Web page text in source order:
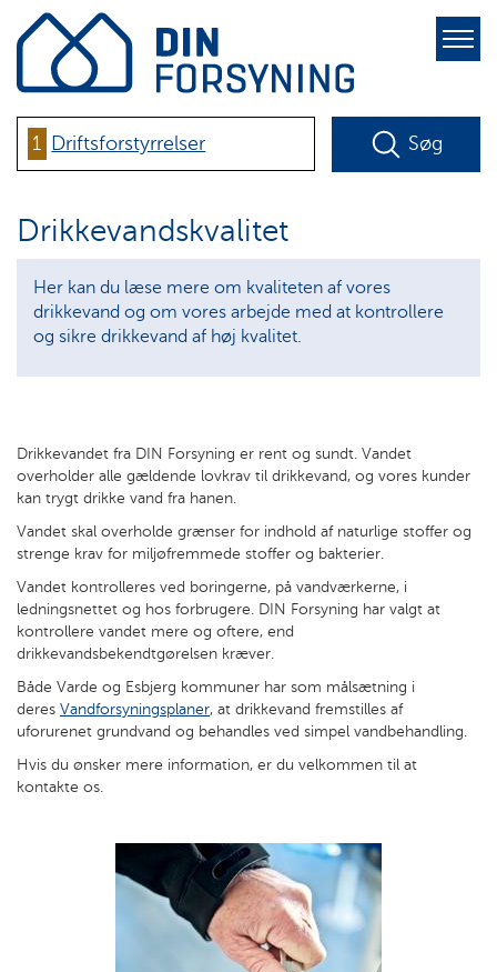
pure-
toggle-
1 Driftsforstyrrelser Søg
Drikkevandskvalitet
Her kan du læse mere om kvaliteten af vores
drikkevand og om vores arbejde med at kontrollere
og sikre drikkevand af høj kvalitet.
Drikkevandet fra DIN Forsyning er rent og sundt. Vandet
overholder alle gældende lovkrav til drikkevand, og vores kunder
kan trygt drikke vand fra hanen.
Vandet skal overholde grænser for indhold af naturlige stoffer og
strenge krav for miljøfremmede stoffer og bakterier.
Vandet kontrolleres ved boringerne, på vandværkerne, i
ledningsnettet og hos forbrugere. DIN Forsyning har valgt at
kontrollere vandet mere og oftere, end
drikkevandsbekendtgørelsen kræver.
Både Varde og Esbjerg kommuner har som målsætning i
deres Vandforsyningsplaner, at drikkevand fremstilles af
uforurenet grundvand og behandles ved simpel vandbehandling.
Hvis du ønsker mere information, er du velkommen til at
kontakte os.